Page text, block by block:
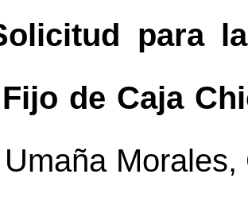
para
de Caja